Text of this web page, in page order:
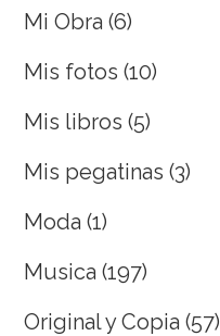
Mi Obra (6)
Mis fotos (10)
Mis libros (5)
Mis pegatinas (3)
Moda (1)
Musica (197)
Original y Copia (57)